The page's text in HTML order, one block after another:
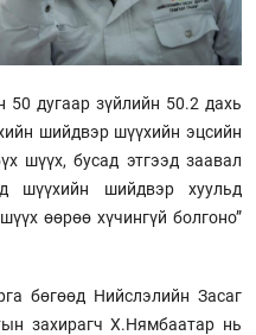
дугаар зүйлийн 50.2 дахь
шийдвэр шүүхийн эцсийн
шүүх, бусад этгээд заавал
шүүхийн шийдвэр хуульд
өөрөө хүчингүй болгоно”
бөгөөд Нийслэлийн Засаг
захирагч Х.Нямбаатар нь